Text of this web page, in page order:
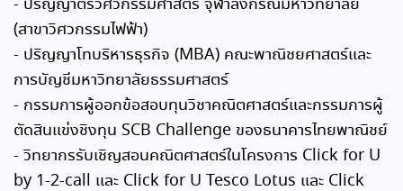
(สาขาวิศวกรรมไฟฟ้า)
- ปริญญาโทบริหารธุรกิจ (MBA) คณะพาณิชยศาสตร์และ
การบัญชีมหาวิทยาลัยธรรมศาสตร์
- กรรมการผู้ออกข้อสอบทุนวิชาคณิตศาสตร์และกรรมการผู้
ตัดสินแข่งชิงทุน SCB Challenge ของธนาคารไทยพาณิชย์
- วิทยากรรับเชิญสอนคณิตศาสตร์ในโครงการ Click for U
by 1-2-call และ Click for U Tesco Lotus และ Click